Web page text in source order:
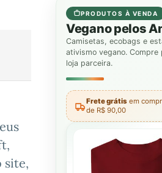
site,
PRODUTOS À VENDA
Vegano pelos
Camisetas, ecobags e
ativismo vegano. Compre
loja parceira.
Frete grátis em
de R$ 90,00